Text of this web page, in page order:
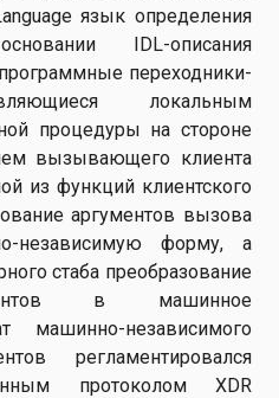
язык определения
IDL-описания
переходники-
локальным
процедуры на стороне
вызывающего клиента
из функций клиентского
аргументов вызова
независимую форму, а
стаба преобразование
в машинное
машинно-независимого
регламентировался
протоколом XDR